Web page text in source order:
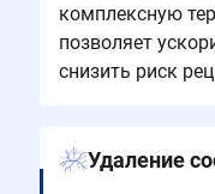
комплексную
позволяет
снизить риск
Удаление